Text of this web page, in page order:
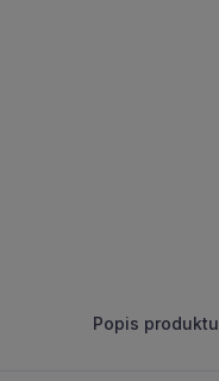
Popis produktu